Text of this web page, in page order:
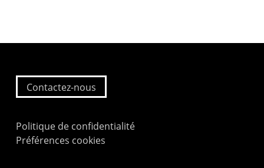
Contactez-nous
Politique de confidentialité
Préférences cookies